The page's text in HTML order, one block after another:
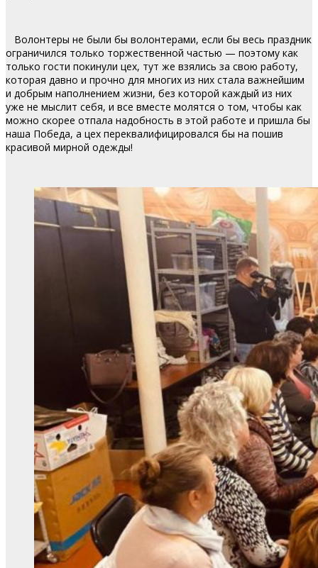
Волонтеры не были бы волонтерами, если бы весь праздник
ограничился только торжественной частью — поэтому как
только гости покинули цех, тут же взялись за свою работу,
которая давно и прочно для многих из них стала важнейшим
и добрым наполнением жизни, без которой каждый из них
уже не мыслит себя, и все вместе молятся о том, чтобы как
можно скорее отпала надобность в этой работе и пришла бы
наша Победа, а цех переквалифицировался бы на пошив
красивой мирной одежды!